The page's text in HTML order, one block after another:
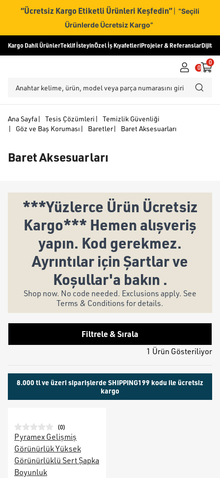
“Ücretsiz Kargo Etiketli Ürünleri Keşfedin” | “Seçili
Ürünlerde Ücretsiz Kargo”
Kargo Dahil ÜrünlerTeklif İsteyinÖzel İş KıyafetleriProjeler & ReferanslarDijital
0
0
Ana Sayfa| Tesis Çözümleri |
Temizlik Güvenliği
|
Göz ve Baş Koruması | Baretler| Baret Aksesuarları
Baret Aksesuarları
***Yüzlerce Ürün Ücretsiz
Kargo*** Hemen alışveriş
yapın. Kod gerekmez.
Ayrıntılar için Şartlar ve
Koşullar'a bakın .
Shop now. No code needed. Exclusions apply. See
Terms & Conditions for details.
Filtrele & Sırala
1 Ürün Gösteriliyor
8.000 tl ve üzeri siparişlerde SHIPPING199 kodu ile ücretsiz
kargo
(0)
Pyramex Gelişmiş
Görünürlük Yüksek
Görünürlüklü Sert Şapka
Boyunluk